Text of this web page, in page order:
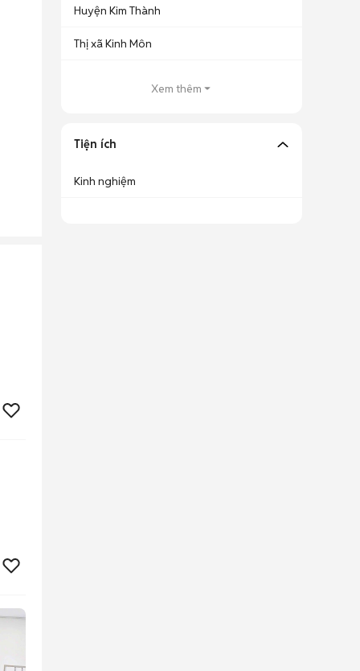
Huyện Kim Thành
Thị xã Kinh Môn
Xem thêm
Tiện ích
Kinh nghiệm